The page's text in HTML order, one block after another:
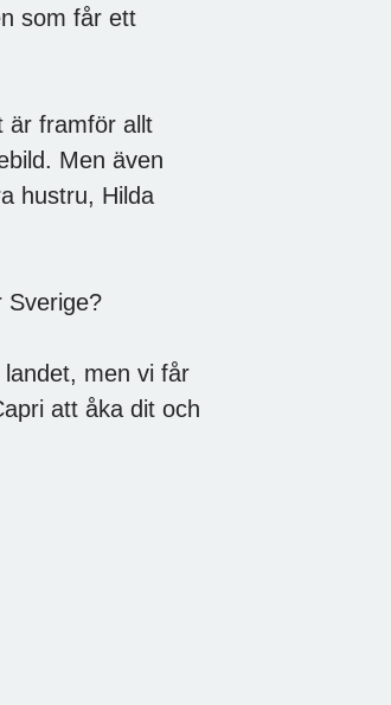
som får ett
är framför allt
Men även
hustru, Hilda
Sverige?
men vi får
att åka dit och